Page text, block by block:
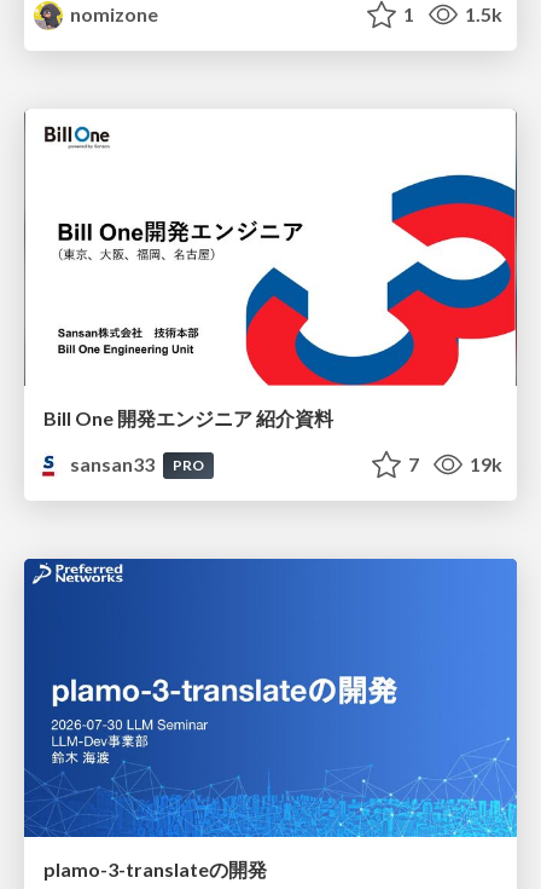
nomizone
1 1.5k
Bill One 開発エンジニア 紹介資料
sansan33
PRO 7 19k
plamo-3-translateの開発